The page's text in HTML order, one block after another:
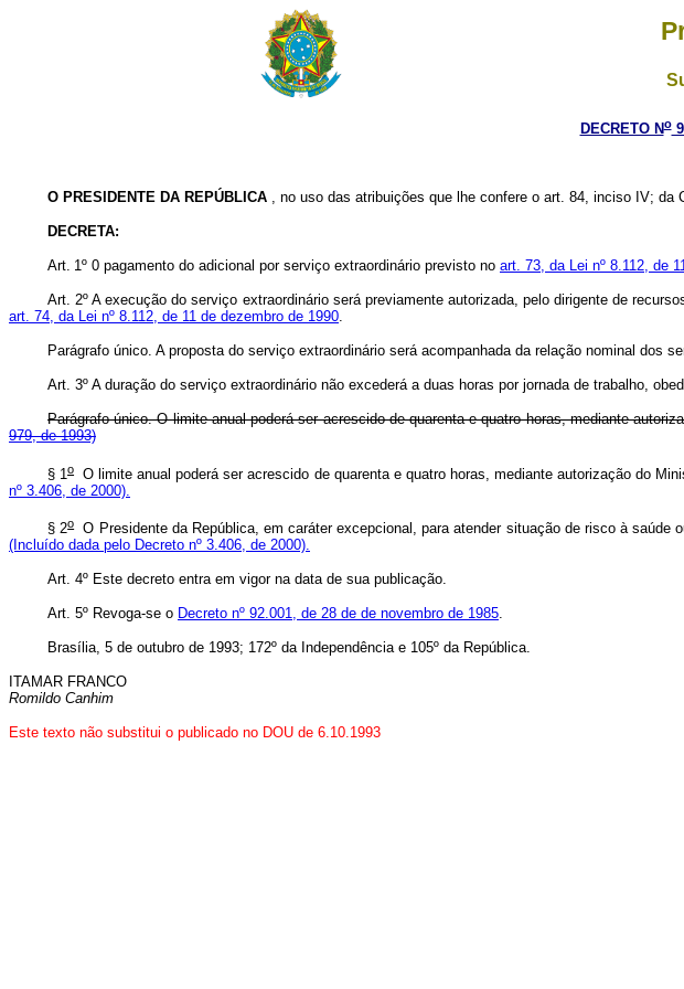
DECRETO No
O PRESIDENTE DA REPÚBLICA , no uso das atribuições que lhe confere o art. 84, inciso IV; da
DECRETA:
Art. 1º 0 pagamento do adicional por serviço extraordinário previsto no art. 73, da Lei nº 8.112, de
Art. 2º A execução do serviço extraordinário será previamente autorizada, pelo dirigente de
art. 74, da Lei nº 8.112, de 11 de dezembro de 1990.
Parágrafo único. A proposta do serviço extraordinário será acompanhada da relação nominal dos
Art. 3º A duração do serviço extraordinário não excederá a duas horas por jornada de trabalho,
Parágrafo único. O limite anual poderá ser acrescido de quarenta e quatro horas, mediante
979, de 1993)
§ 1o O limite anual poderá ser acrescido de quarenta e quatro horas, mediante autorização do
nº 3.406, de 2000).
§ 2oO Presidente da República, em caráter excepcional, para atender situação de risco à saúde
(Incluído dada pelo Decreto nº 3.406, de 2000).
Art. 4º Este decreto entra em vigor na data de sua publicação.
Art. 5º Revoga-se o Decreto nº 92.001, de 28 de de novembro de 1985.
Brasília, 5 de outubro de 1993; 172º da Independência e 105º da República.
ITAMAR FRANCO
Romildo Canhim
Este texto não substitui o publicado no DOU de 6.10.1993